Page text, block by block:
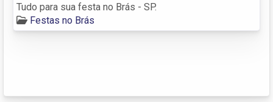
Tudo para sua festa no Brás - SP.
Festas no Brás